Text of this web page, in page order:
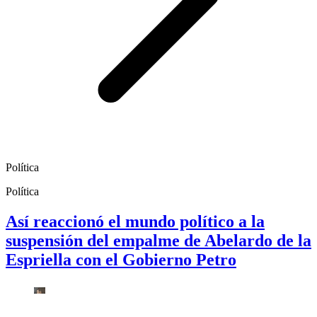
Política
Política
Así reaccionó el mundo político a la
suspensión del empalme de Abelardo de la
Espriella con el Gobierno Petro